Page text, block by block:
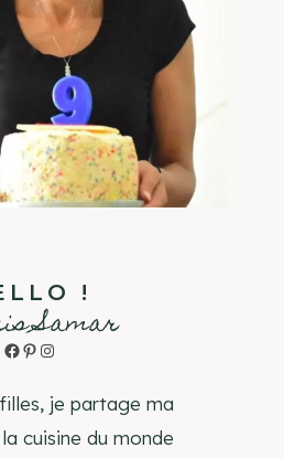
!
Samar
Facebook
Pinterest
Instagram
je partage ma
cuisine du monde